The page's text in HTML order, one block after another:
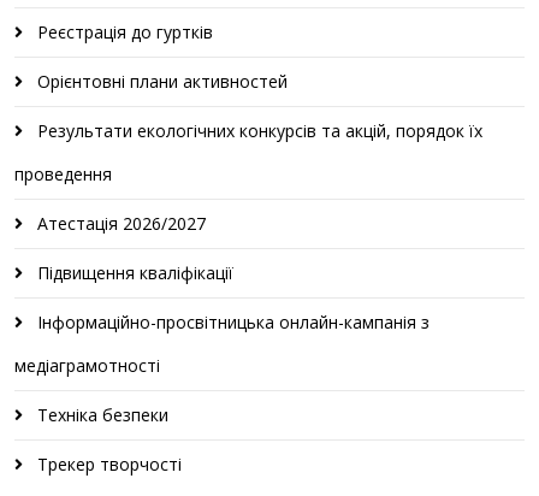
Реєстрація до гуртків
Орієнтовні плани активностей
Результати екологічних конкурсів та акцій, порядок їх
проведення
Атестація 2026/2027
Підвищення кваліфікації
Інформаційно-просвітницька онлайн-кампанія з
медіаграмотності
Техніка безпеки
Трекер творчості